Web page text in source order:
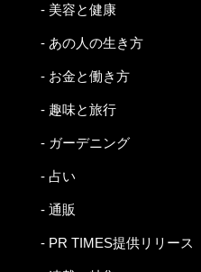
- 美容と健康
- あの人の生き方
- お金と働き方
- 趣味と旅行
- ガーデニング
- 占い
- 通販
- PR TIMES提供リリース